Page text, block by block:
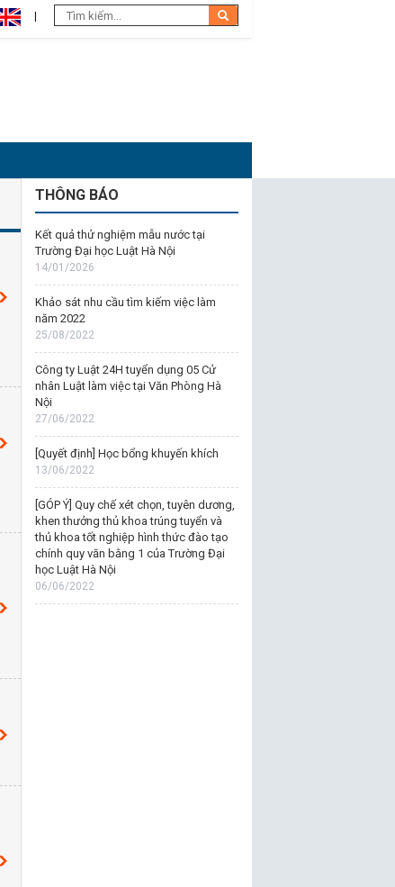
THÔNG BÁO
Kết quả thử nghiệm mẫu nước tại
Trường Đại học Luật Hà Nội
14/01/2026
Khảo sát nhu cầu tìm kiếm việc làm
năm 2022
25/08/2022
Công ty Luật 24H tuyển dụng 05 Cử
nhân Luật làm việc tại Văn Phòng Hà
Nội
27/06/2022
[Quyết định] Học bổng khuyến khích
13/06/2022
[GÓP Ý] Quy chế xét chọn, tuyên dương,
khen thưởng thủ khoa trúng tuyển và
thủ khoa tốt nghiệp hình thức đào tạo
chính quy văn bằng 1 của Trường Đại
học Luật Hà Nội
06/06/2022